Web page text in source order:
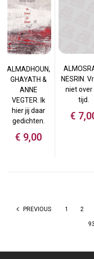
ALMADHOUN,
GHAYATH &
ANNE
VEGTER. Ik
hier jij daar
gedichten.
€ 9,00
NESRIN.
niet over
tijd.
€
PREVIOUS 1 2
93